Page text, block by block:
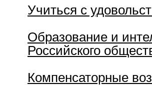
Учиться с
Образование и
Российского
Компенсаторные